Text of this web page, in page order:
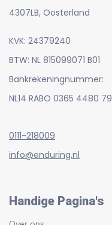
4307LB, Oosterland
KVK: 24379240
BTW: NL 815099071 B01
Bankrekeningnummer:
NL14 RABO 0365 4480 79
0111-218009
info@enduring.nl
Handige Pagina's